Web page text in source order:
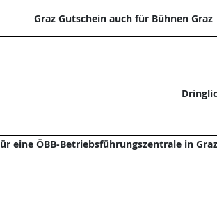
Graz Gutschein auch für Bühnen Graz
eine ÖBB-Betriebsführungszentrale in Graz